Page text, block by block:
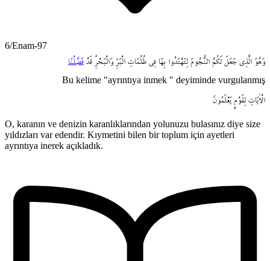
6/Enam-97
وَهُوَ الَّذ۪ي جَعَلَ لَكُمُ النُّجُومَ لِتَهْتَدُوا بِهَا ف۪ي ظُلُمَاتِ الْبَرِّ وَالْبَحْرِۜ قَدْ فَصَّلْنَا
Bu kelime "ayrıntıya inmek " deyiminde vurgulanmış
الْاٰيَاتِ لِقَوْمٍ يَعْلَمُونَ
O, karanın ve denizin karanlıklarından yolunuzu bulasınız diye size
yıldızları var edendir. Kıymetini bilen bir toplum için ayetleri
ayrıntıya inerek açıkladık.